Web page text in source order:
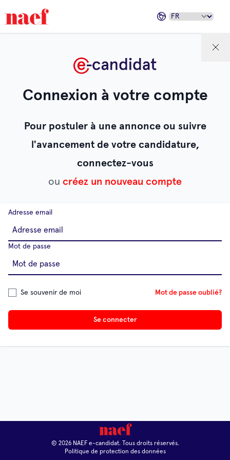
Connexion à votre compte
Pour postuler à une annonce ou suivre
l'avancement de votre candidature,
connectez-vous
ou créez un nouveau compte
Adresse email
Mot de passe
Se souvenir de moi Mot de passe oublié?
Se connecter
© 2026 NAEF e-candidat. Tous droits réservés.
Politique de protection des données